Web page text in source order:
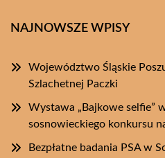
NAJNOWSZE WPISY
Województwo Śląskie
Szlachetnej Paczki
Wystawa „Bajkowe selfie”
sosnowieckiego konkursu
Bezpłatne badania PSA w